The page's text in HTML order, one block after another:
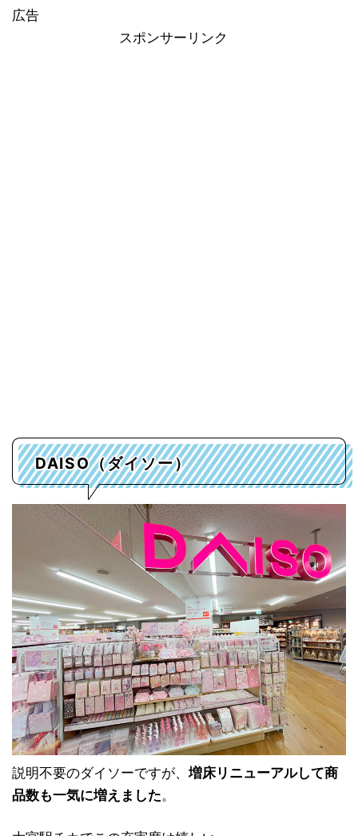
広告
スポンサーリンク
DAISO（ダイソー）
説明不要のダイソーですが、 増床リニューアルして商
品数も一気に増えました。